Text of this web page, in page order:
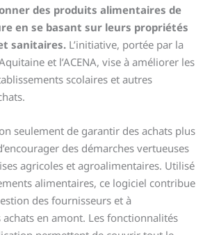
des produits alimentaires de
en se basant sur leurs propriétés
sanitaires. L’initiative, portée par la
et l’ACENA, vise à améliorer les
scolaires et autres
seulement de garantir des achats plus
des démarches vertueuses
agricoles et agroalimentaires. Utilisé
alimentaires, ce logiciel contribue
des fournisseurs et à
achats en amont. Les fonctionnalités